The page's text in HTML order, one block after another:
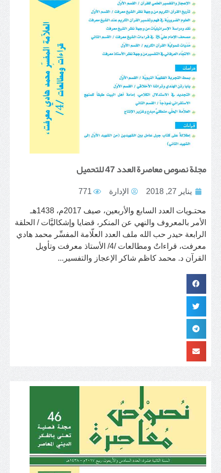
مجلة نصوص معاصرة العدد 47 للتحميل
يناير 27, 2018 الإدارة 771
محتـويات العدد السابع والأربعين، صيف 2017م، 1438هـ
الأمر بالمعروف والنهي عن المنكر، قضايا وإشكاليَّات / الحلقة
الرابعة حيدر حب الله ملف العدد العلّامة المفسِّر محمد هادي
معرفت، قراءاتٌ ومطالعات /4/ الأستاذ معرفت وتأويل
القرآن د. محمد كاظم شاكر الإعجاز والتفسير...